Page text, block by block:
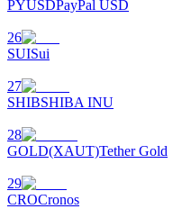
Bitrue
AI
Bitruści Partnerzy
PYUSDPayPal USD
26
SUISui
27
SHIBSHIBA INU
28
GOLD(XAUT)Tether Gold
29
CROCronos